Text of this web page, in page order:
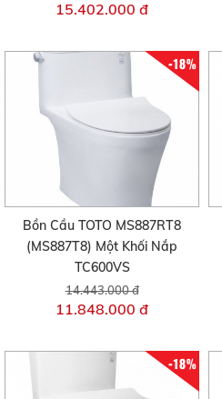
15.402.000 đ
-18%
Bồn Cầu TOTO MS887RT8
(MS887T8) Một Khối Nắp
TC600VS
14.443.000 đ
11.848.000 đ
-18%